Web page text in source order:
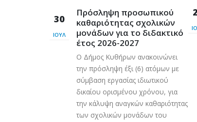
30
ΙΟΎΛ
Πρόσληψη προσωπικού
καθαριότητας σχολικών
μονάδων για το διδακτικό
έτος 2026-2027
Ο Δήμος Κυθήρων ανακοινώνει
την πρόσληψη έξι (6) ατόμων με
σύμβαση εργασίας ιδιωτικού
δικαίου ορισμένου χρόνου, για
την κάλυψη αναγκών καθαριότητας
των σχολικών μονάδων του